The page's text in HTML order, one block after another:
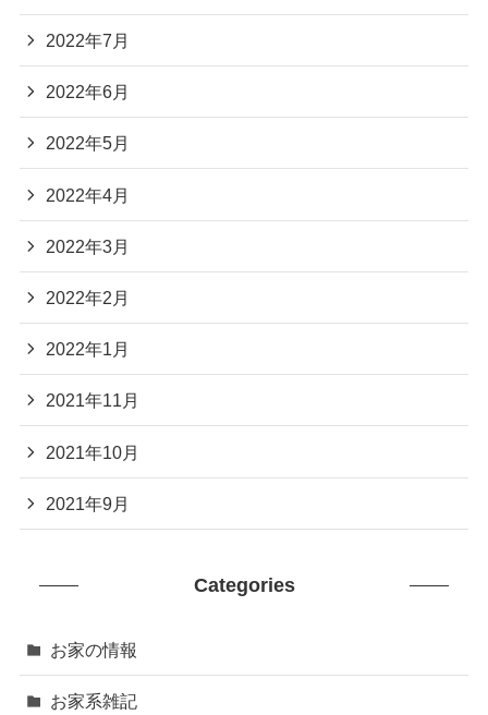
2022年7月
2022年6月
2022年5月
2022年4月
2022年3月
2022年2月
2022年1月
2021年11月
2021年10月
2021年9月
Categories
お家の情報
お家系雑記